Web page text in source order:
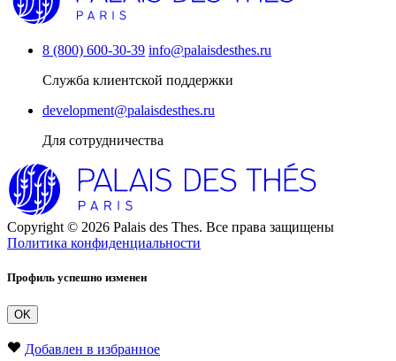
8 (800) 600-30-39 info@palaisdesthes.ru
Служба клиентской поддержки
development@palaisdesthes.ru
Для сотрудничества
Copyright © 2026 Palais des Thes. Все права защищены
Политика конфиденциальности
Профиль успешно изменен
OK
Добавлен в избранное